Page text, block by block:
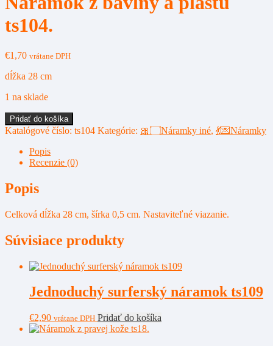
ts104.
€1,70 vrátane DPH
dĺžka 28 cm
1 na sklade
množstvo
Náramok
bavlny
ts104.
Pridať do košíka
Katalógové číslo: ts104 Kategórie: 🎀۝Náramky iné, 💃💌Náramky
Popis
Recenzie (0)
Popis
Celková dĺžka 28 cm, šírka 0,5 cm. Nastaviteľné viazanie.
Súvisiace produkty
Jednoduchý surferský náramok ts109
€2,90 vrátane DPH Pridať do košíka